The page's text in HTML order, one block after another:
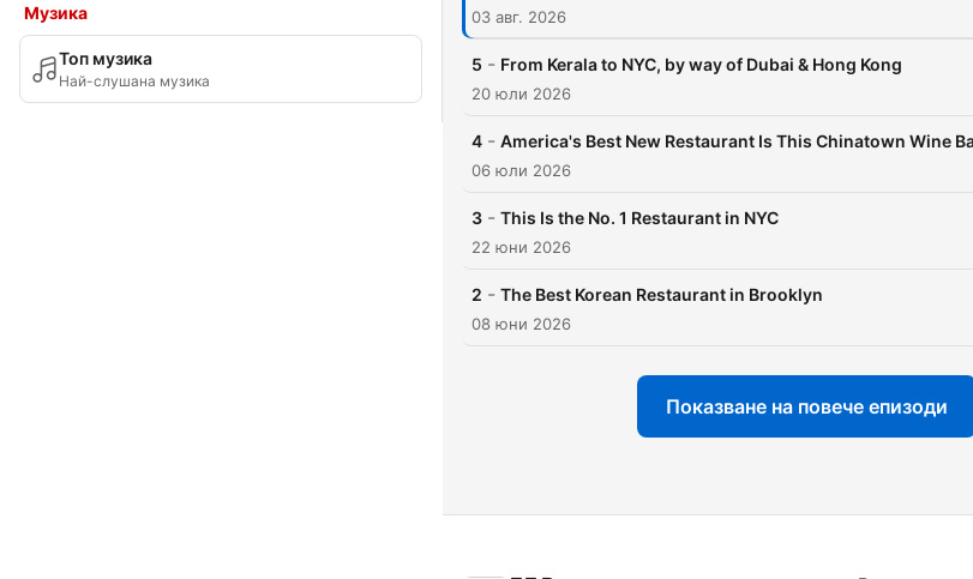
Музика
Топ музика
Най-слушана музика
03 авг. 2026
5 - From Kerala to NYC, by way of Dubai & Hong Kong
20 юли 2026
4 - America's Best New Restaurant Is This Chinatown Wine
06 юли 2026
3 - This Is the No. 1 Restaurant in NYC
22 юни 2026
2 - The Best Korean Restaurant in Brooklyn
08 юни 2026
Показване на повече епизоди